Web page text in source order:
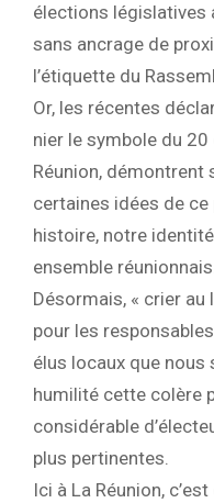
élections législatives
sans ancrage de
l’étiquette du
Or, les récentes
nier le symbole du
Réunion, démontrent
certaines idées de
histoire, notre
ensemble
Désormais, « crier
pour les
élus locaux que nous
humilité cette colère
considérable
plus pertinentes.
Ici à La Réunion,